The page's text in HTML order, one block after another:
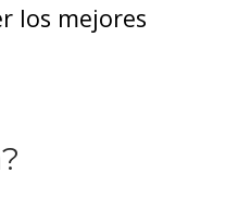
los mejores